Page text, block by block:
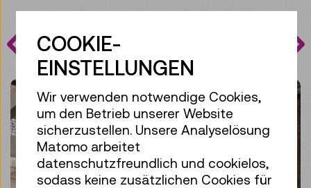
HIGHLIGHTS
COOKIE-
EINSTELLUNGEN
Wir verwenden notwendige Cookies,
um den Betrieb unserer Website
sicherzustellen. Unsere Analyselösung
Matomo arbeitet
datenschutzfreundlich und cookielos,
sodass keine zusätzlichen Cookies für